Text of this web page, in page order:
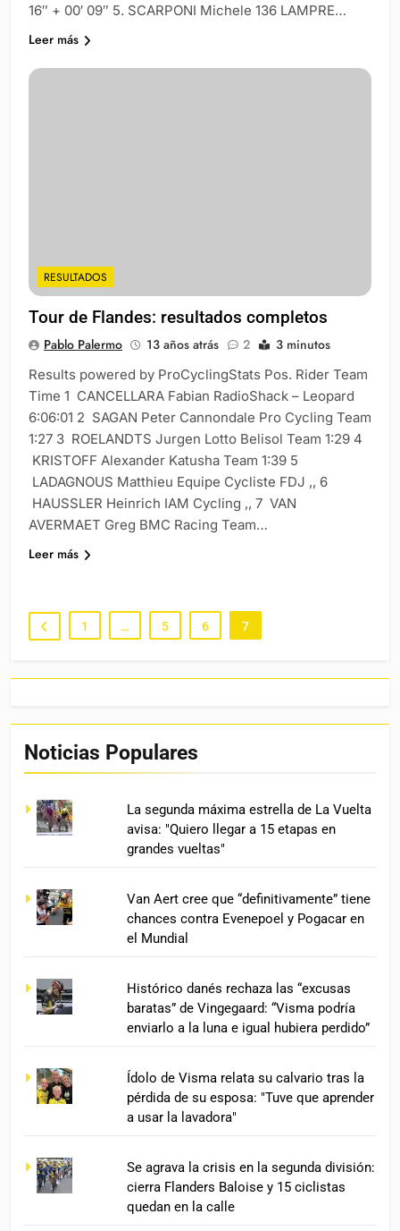
16″ + 00′ 09″ 5. SCARPONI Michele 136 LAMPRE…
Leer más
RESULTADOS
Tour de Flandes: resultados completos
Pablo Palermo 13 años atrás 2 3 minutos
Results powered by ProCyclingStats Pos. Rider Team
Time 1 CANCELLARA Fabian RadioShack – Leopard
6:06:01 2 SAGAN Peter Cannondale Pro Cycling Team
1:27 3 ROELANDTS Jurgen Lotto Belisol Team 1:29 4
KRISTOFF Alexander Katusha Team 1:39 5
LADAGNOUS Matthieu Equipe Cycliste FDJ ,, 6
HAUSSLER Heinrich IAM Cycling ,, 7 VAN
AVERMAET Greg BMC Racing Team…
Leer más
1 … 5 6 7
Noticias Populares
La segunda máxima estrella de La Vuelta
avisa: "Quiero llegar a 15 etapas en
grandes vueltas"
Van Aert cree que “definitivamente” tiene
chances contra Evenepoel y Pogacar en
el Mundial
Histórico danés rechaza las “excusas
baratas” de Vingegaard: “Visma podría
enviarlo a la luna e igual hubiera perdido”
Ídolo de Visma relata su calvario tras la
pérdida de su esposa: "Tuve que aprender
a usar la lavadora"
Se agrava la crisis en la segunda división:
cierra Flanders Baloise y 15 ciclistas
quedan en la calle